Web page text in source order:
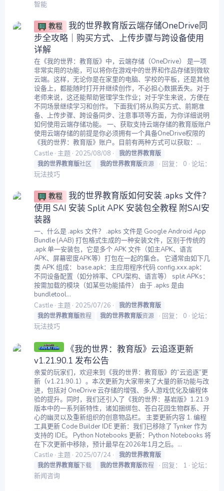
智能
教程
我的世界教育版云端存储OneDrive同
步全攻略｜购买方式、上传步骤与跨设备使用
详解
在《我的世界：教育版》中，云端存储（OneDrive） 是一项
非常实用的功能，可以将你在游戏中的世界和作品存储到微软
云端。这样，无论你是在家里的电脑、学校的平板，还是其他
设备上，都能随时打开并继续创作，不必担心数据丢失。对于
老师来说，这还能帮助管理学生作业；对于学生来说，方便在
不同场景继续学习和创作。 下面我们将从购买方式、前期准
备、上传步骤、跨设备同步、注意事项等方面，为你详细说明
如何使用云端存储功能。 一、获取支持云端存储的教育版账户
使用云端存储的前提是你必须拥有一个具备OneDrive权限的
《我的世界：教育版》账户。目前有两种方式可以获取：...
Castle 主题 2025/08/08
我的世界教育版
我的世界教育版社区 我的世界教育版资源 回复： 0 论坛：
玩法技巧
教程
我的世界教育版如何安装 .apks 文件？
使用 SAI 安装 Split APK 安装包全教程 附SAI安
装器
一、什么是 .apks 文件？ .apks 文件是 Google Android App
Bundle (AAB) 打包格式生成的一种安装文件，区别于传统的
.apk 单一安装包，它是多个 APK 文件（如主APK、语言
APK、屏幕密度APK等）打包在一起的集合。 它通常由如下几
类 APK 组成： base.apk：主应用程序代码 config.xxx.apk：
不同设备配置（如分辨率、CPU架构、语言等） split APKs：
按需加载的模块（如某些功能插件） 由于 .apks 是由
bundletool...
Castle 主题 2025/07/26
我的世界教育版
我的世界教育版教程 我的世界教育版资源 回复： 0 论坛：
玩法技巧
《我的世界：教育版》云追逐更新
v1.21.90.1 发布公告
亲爱的玩家们，欢迎来到《我的世界：教育版》的“云追逐”更
新（v1.21.90.1）。本次更新为大家带来了大量的新功能与改
进，包括对 OneDrive 云存储的增强、多人游戏优化及编程体
验的提升。同时，我们还引入了《我的世界：基岩版》1.21.9
版本中的一系列新特性，诸如捆绑包、苍白花园生物群系、开
心的幽灵以及重新组织的创意物品栏。 主要更新内容 1. 编程
工具更新 Code Builder IDE 更新：我们已移除了 Tynker 作为
支持的 IDE。 Python Notebooks 更新：Python Notebooks 将
在下次更新中移除，预计最早在2026年1月之后。...
Castle 主题 2025/07/24
我的世界教育版
我的世界教育版下载 我的世界教育版教程 回复： 1 论坛：
新闻咨询